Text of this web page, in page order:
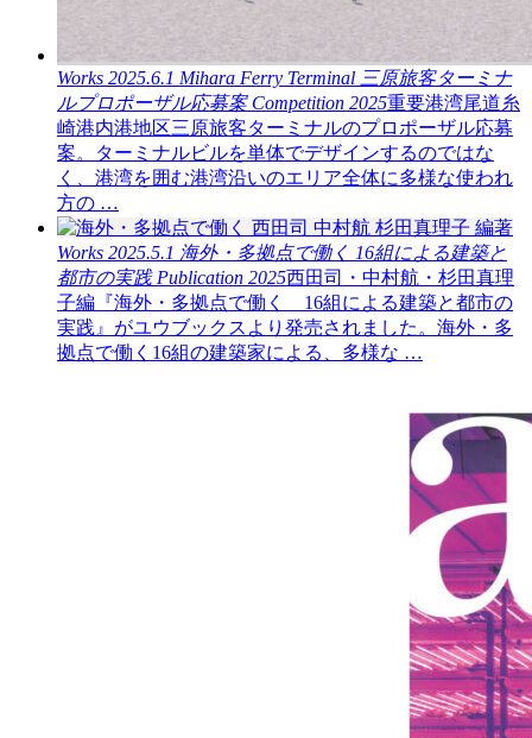
Works 2025.6.1 Mihara Ferry Terminal 三原旅客ターミナ
ルプロポーザル応募案 Competition 2025重要港湾尾道糸
崎港内港地区三原旅客ターミナルのプロポーザル応募
案。ターミナルビルを単体でデザインするのではな
く、港湾を囲む港湾沿いのエリア全体に多様な使われ
方の …
Works 2025.5.1 海外・多拠点で働く 16組による建築と
都市の実践 Publication 2025西田司・中村航・杉田真理
子編『海外・多拠点で働く 16組による建築と都市の
実践』がユウブックスより発売されました。海外・多
拠点で働く16組の建築家による、多様な …